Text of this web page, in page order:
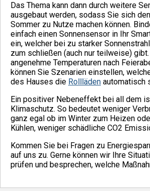
Das Thema kann dann durch weitere
ausgebaut werden, sodass Sie sich
Sommer zu Nutze machen können.
einfach einen Sonnensensor in Ihr
ein, welcher bei zu starker
zum schließen (auch nur teilweise)
angenehme Temperaturen nach
können Sie Szenarien einstellen,
des Hauses die Rollläden automatisch
Ein positiver Nebeneffekt bei all dem
Klimaschutz. So bedeutet weniger
ganz egal ob im Winter zum Heizen
Kühlen, weniger schädliche CO2
Kommen Sie bei Fragen zu
auf uns zu. Gerne können wir Ihre
prüfen und besprechen, welche